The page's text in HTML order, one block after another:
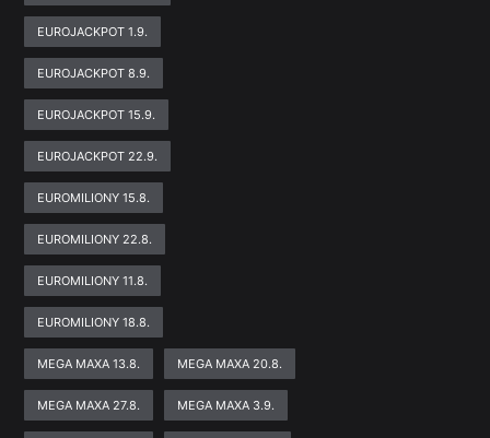
EUROJACKPOT 1.9.
EUROJACKPOT 8.9.
EUROJACKPOT 15.9.
EUROJACKPOT 22.9.
EUROMILIONY 15.8.
EUROMILIONY 22.8.
EUROMILIONY 11.8.
EUROMILIONY 18.8.
MEGA MAXA 13.8. MEGA MAXA 20.8.
MEGA MAXA 27.8. MEGA MAXA 3.9.